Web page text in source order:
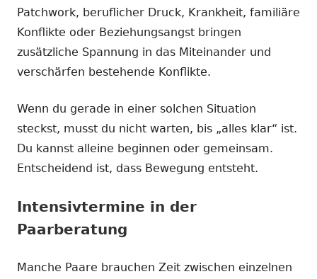
Patchwork, beruflicher Druck, Krankheit, familiäre
Konflikte oder Beziehungsangst bringen
zusätzliche Spannung in das Miteinander und
verschärfen bestehende Konflikte.
Wenn du gerade in einer solchen Situation
steckst, musst du nicht warten, bis „alles klar“ ist.
Du kannst alleine beginnen oder gemeinsam.
Entscheidend ist, dass Bewegung entsteht.
Intensivtermine in der
Paarberatung
Manche Paare brauchen Zeit zwischen einzelnen